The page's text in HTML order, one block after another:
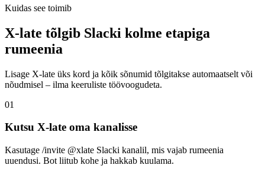
Kuidas see toimib
X-late tõlgib Slacki kolme etapiga
rumeenia
Lisage X-late üks kord ja kõik sõnumid tõlgitakse automaatselt või
nõudmisel – ilma keeruliste töövoogudeta.
01
Kutsu X-late oma kanalisse
Kasutage /invite @xlate Slacki kanalil, mis vajab rumeenia
uuendusi. Bot liitub kohe ja hakkab kuulama.